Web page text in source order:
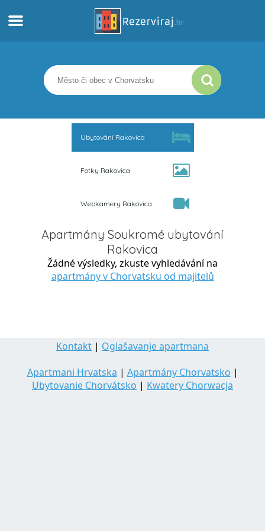
Apartmány
Turistické informace
Ubytování Rakovica
Fotky Rakovica
Webkamery Rakovica
Apartmány Soukromé ubytování
Rakovica
Žádné výsledky, zkuste vyhledávání na
apartmány v Chorvatsku od majitelů
Kontakt | Oglašavanje apartmana
Apartmani Hrvatska | Apartmány Chorvatsko |
Ubytovanie Chorvátsko | Kwatery Chorwacja